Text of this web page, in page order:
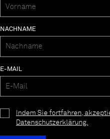
NACHNAME
E-MAIL
Indem Sie fortfahren,
Datenschutzerklärung.